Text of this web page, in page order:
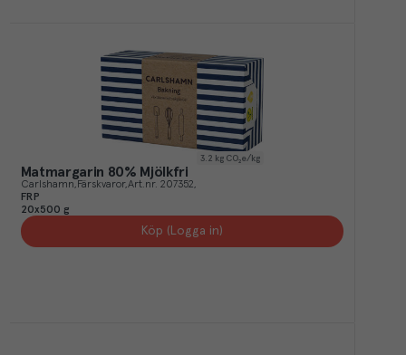
3.2 kg CO₂e/kg
Matmargarin 80% Mjölkfri
Carlshamn Färskvaror Art.nr. 207352
FRP
20x500 g
Köp (Logga in)